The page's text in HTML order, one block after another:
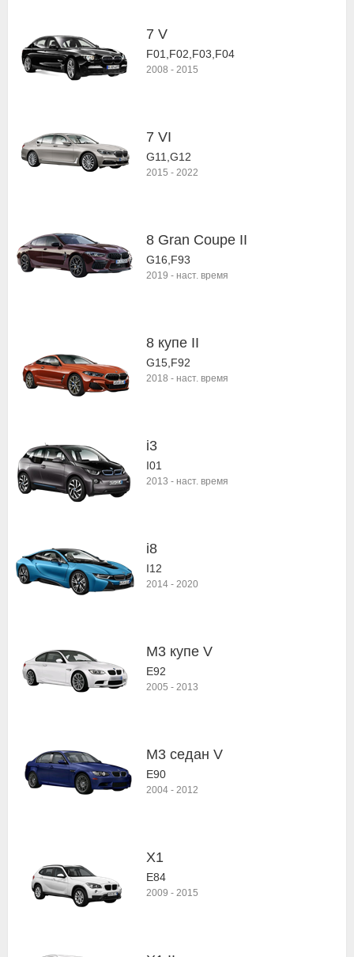
7 V
F01,F02,F03,F04
2008 - 2015
7 VI
G11,G12
2015 - 2022
8 Gran Coupe II
G16,F93
2019 - наст. время
8 купе II
G15,F92
2018 - наст. время
i3
I01
2013 - наст. время
i8
I12
2014 - 2020
M3 купе V
E92
2005 - 2013
M3 седан V
E90
2004 - 2012
X1
E84
2009 - 2015